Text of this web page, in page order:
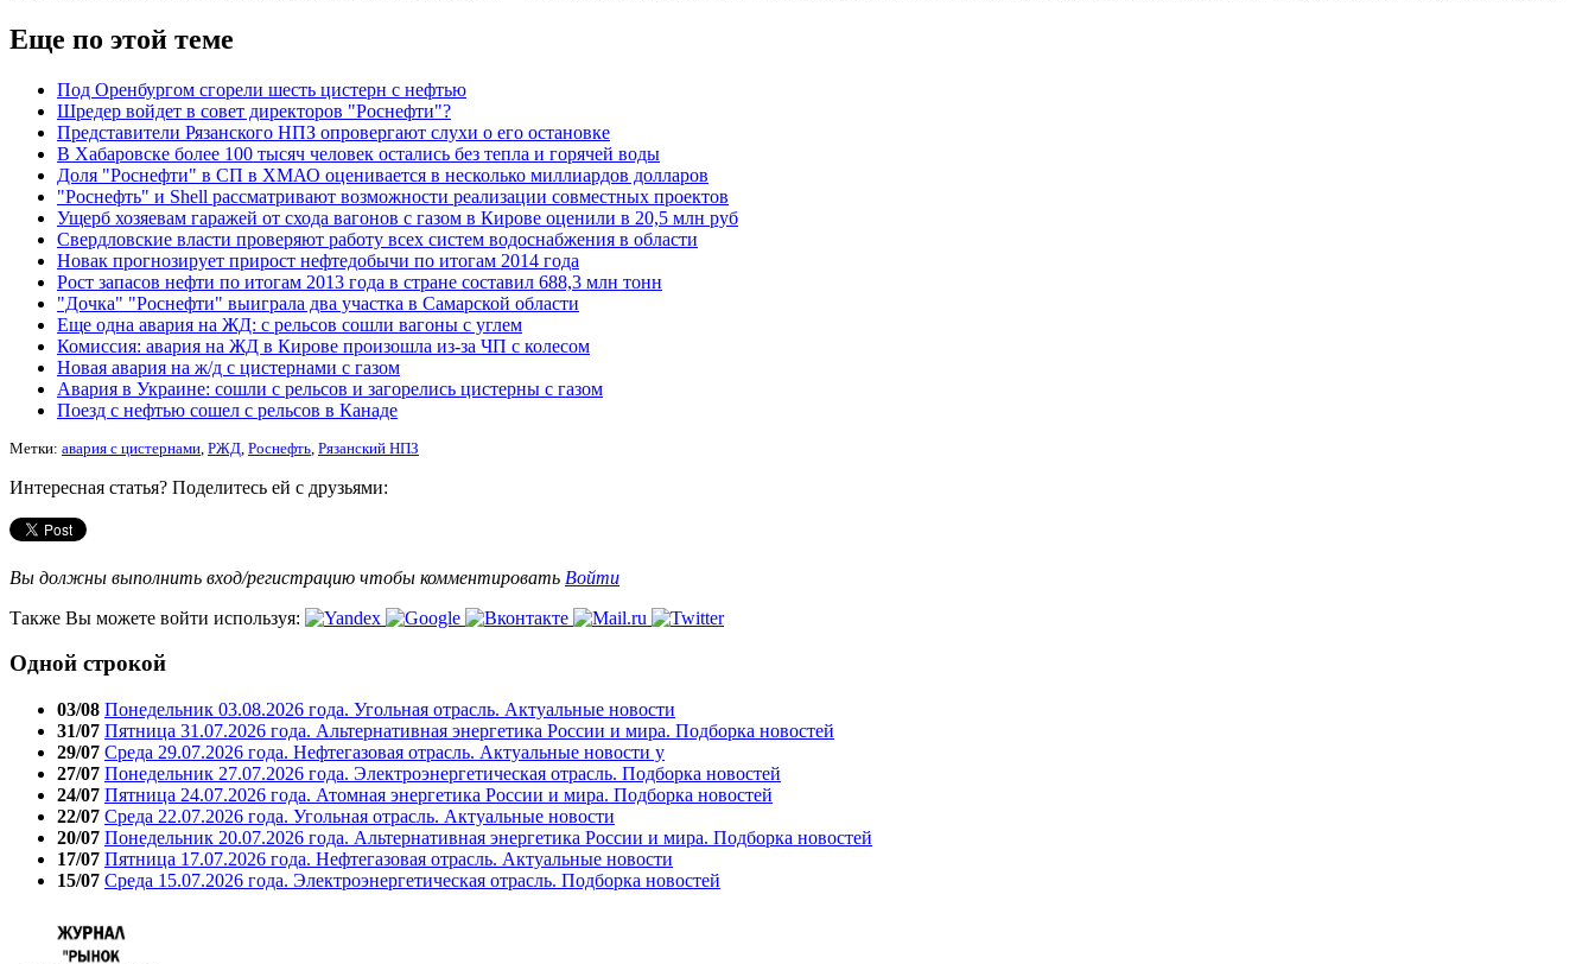
Еще по этой теме
Под Оренбургом сгорели шесть цистерн с нефтью
Шредер войдет в совет директоров "Роснефти"?
Представители Рязанского НПЗ опровергают слухи о его остановке
В Хабаровске более 100 тысяч человек остались без тепла и горячей воды
Доля "Роснефти" в СП в ХМАО оценивается в несколько миллиардов долларов
"Роснефть" и Shell рассматривают возможности реализации совместных проектов
Ущерб хозяевам гаражей от схода вагонов с газом в Кирове оценили в 20,5 млн руб
Свердловские власти проверяют работу всех систем водоснабжения в области
Новак прогнозирует прирост нефтедобычи по итогам 2014 года
Рост запасов нефти по итогам 2013 года в стране составил 688,3 млн тонн
"Дочка" "Роснефти" выиграла два участка в Самарской области
Еще одна авария на ЖД: с рельсов сошли вагоны с углем
Комиссия: авария на ЖД в Кирове произошла из-за ЧП с колесом
Новая авария на ж/д с цистернами с газом
Авария в Украине: сошли с рельсов и загорелись цистерны с газом
Поезд с нефтью сошел с рельсов в Канаде
Метки: авария с цистернами РЖД Роснефть Рязанский НПЗ
Интересная статья? Поделитесь ей с друзьями:
Вы должны выполнить вход/регистрацию чтобы комментировать Войти
Также Вы можете войти используя:
Одной строкой
03/08 Понедельник 03.08.2026 года. Угольная отрасль. Актуальные новости
31/07 Пятница 31.07.2026 года. Альтернативная энергетика России и мира. Подборка новостей
29/07 Среда 29.07.2026 года. Нефтегазовая отрасль. Актуальные новости у
27/07 Понедельник 27.07.2026 года. Электроэнергетическая отрасль. Подборка новостей
24/07 Пятница 24.07.2026 года. Атомная энергетика России и мира. Подборка новостей
22/07 Среда 22.07.2026 года. Угольная отрасль. Актуальные новости
20/07 Понедельник 20.07.2026 года. Альтернативная энергетика России и мира. Подборка новостей
17/07 Пятница 17.07.2026 года. Нефтегазовая отрасль. Актуальные новости
15/07 Среда 15.07.2026 года. Электроэнергетическая отрасль. Подборка новостей